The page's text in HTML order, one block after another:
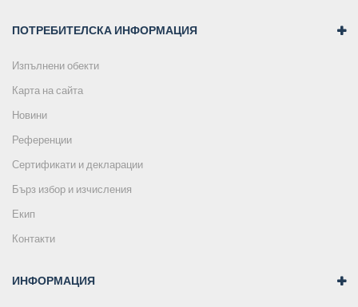
ПОТРЕБИТЕЛСКА ИНФОРМАЦИЯ
Изпълнени обекти
Карта на сайта
Новини
Референции
Сертификати и декларации
Бърз избор и изчисления
Екип
Контакти
ИНФОРМАЦИЯ